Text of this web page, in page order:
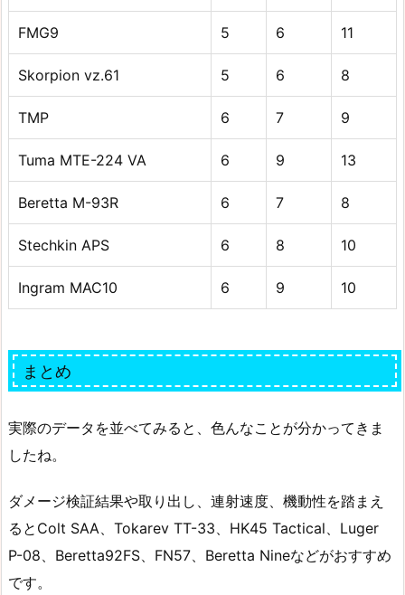
FMG9 5 6 11
Skorpion vz.61 5 6 8
TMP 6 7 9
Tuma MTE-224 VA 6 9 13
Beretta M-93R 6 7 8
Stechkin APS 6 8 10
Ingram MAC10 6 9 10
まとめ
実際のデータを並べてみると、色んなことが分かってきま
したね。
ダメージ検証結果や取り出し、連射速度、機動性を踏まえ
るとColt SAA、Tokarev TT-33、HK45 Tactical、Luger
P-08、Beretta92FS、FN57、Beretta Nineなどがおすすめ
です。